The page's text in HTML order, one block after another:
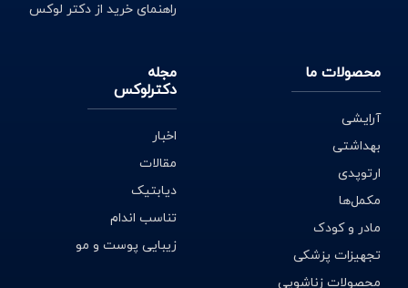
راهنمای خرید از دکتر لوکس
محصولات ما
آرایشی
بهداشتی
ارتوپدی
مکمل‌ها
مادر و کودک
تجهیزات پزشکی
محصولات زناشویی
مجله
دکترلوکس
اخبار
مقالات
دیابتیک
تناسب اندام
زیبایی پوست و مو